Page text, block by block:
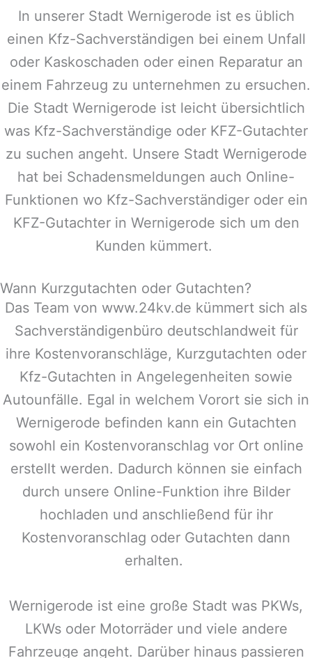
In unserer Stadt Wernigerode ist es üblich
einen Kfz-Sachverständigen bei einem Unfall
oder Kaskoschaden oder einen Reparatur an
einem Fahrzeug zu unternehmen zu ersuchen.
Die Stadt Wernigerode ist leicht übersichtlich
was Kfz-Sachverständige oder KFZ-Gutachter
zu suchen angeht. Unsere Stadt Wernigerode
hat bei Schadensmeldungen auch Online-
Funktionen wo Kfz-Sachverständiger oder ein
KFZ-Gutachter in Wernigerode sich um den
Kunden kümmert.
Wann Kurzgutachten oder Gutachten?
Das Team von www.24kv.de kümmert sich als
Sachverständigenbüro deutschlandweit für
ihre Kostenvoranschläge, Kurzgutachten oder
Kfz-Gutachten in Angelegenheiten sowie
Autounfälle. Egal in welchem Vorort sie sich in
Wernigerode befinden kann ein Gutachten
sowohl ein Kostenvoranschlag vor Ort online
erstellt werden. Dadurch können sie einfach
durch unsere Online-Funktion ihre Bilder
hochladen und anschließend für ihr
Kostenvoranschlag oder Gutachten dann
erhalten.
Wernigerode ist eine große Stadt was PKWs,
LKWs oder Motorräder und viele andere
Fahrzeuge angeht. Darüber hinaus passieren